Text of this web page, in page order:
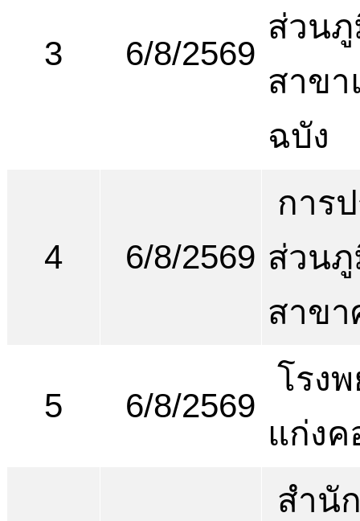
3 6/8/2569
ส่วน
สาข
ฉบัง
4 6/8/2569
การ
ส่วน
สาขา
5 6/8/2569
โรง
แก่งค
สำนั